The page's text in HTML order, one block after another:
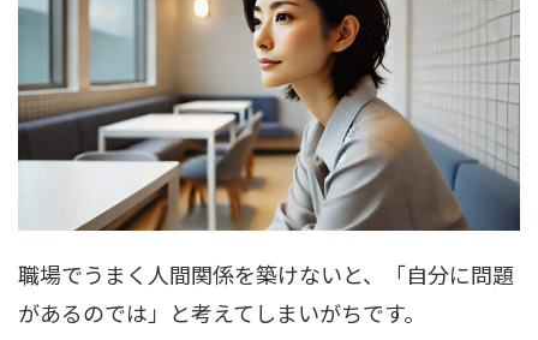
職場でうまく人間関係を築けないと、「自分に問題
があるのでは」と考えてしまいがちです。